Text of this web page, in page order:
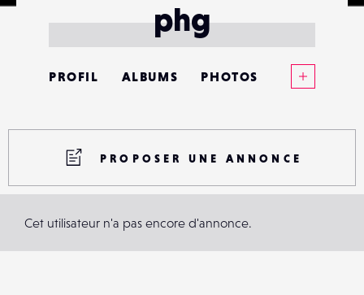
phg
PROFIL ALBUMS PHOTOS
CONTACTS
ÉVÉNEMENTS
PROPOSER UNE ANNONCE
Cet utilisateur n'a pas encore d'annonce.